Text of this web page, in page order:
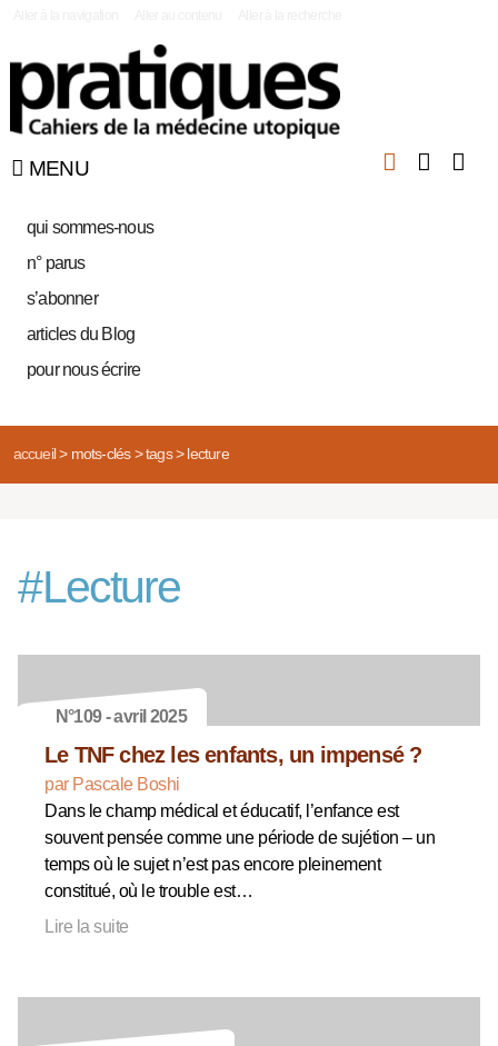
MENU
qui sommes-nous
n° parus
s’abonner
articles du Blog
pour nous écrire
accueil> mots-clés> tags> lecture
#Lecture
N°109 - avril 2025
Le TNF chez les enfants, un impensé ?
par Pascale Boshi
Dans le champ médical et éducatif, l’enfance est
souvent pensée comme une période de sujétion – un
temps où le sujet n’est pas encore pleinement
constitué, où le trouble est…
Lire la suite